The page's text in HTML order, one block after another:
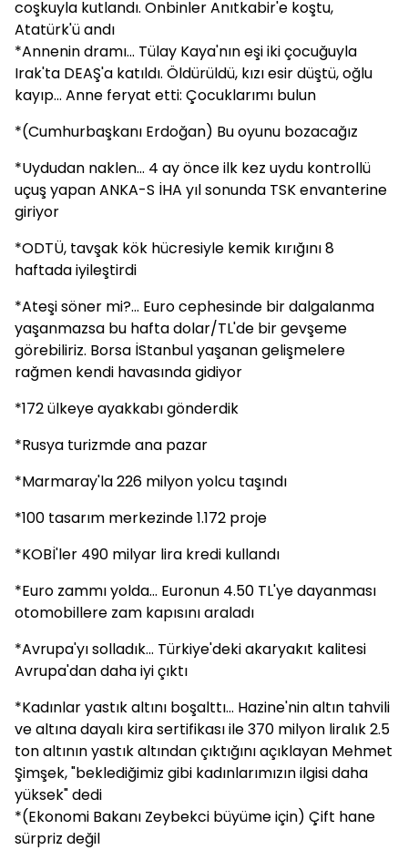
coşkuyla kutlandı. Onbinler Anıtkabir'e koştu,
Atatürk'ü andı
*Annenin dramı... Tülay Kaya'nın eşi iki çocuğuyla
Irak'ta DEAŞ'a katıldı. Öldürüldü, kızı esir düştü, oğlu
kayıp... Anne feryat etti: Çocuklarımı bulun
*(Cumhurbaşkanı Erdoğan) Bu oyunu bozacağız
*Uydudan naklen... 4 ay önce ilk kez uydu kontrollü
uçuş yapan ANKA-S İHA yıl sonunda TSK envanterine
giriyor
*ODTÜ, tavşak kök hücresiyle kemik kırığını 8
haftada iyileştirdi
*Ateşi söner mi?... Euro cephesinde bir dalgalanma
yaşanmazsa bu hafta dolar/TL'de bir gevşeme
görebiliriz. Borsa İStanbul yaşanan gelişmelere
rağmen kendi havasında gidiyor
*172 ülkeye ayakkabı gönderdik
*Rusya turizmde ana pazar
*Marmaray'la 226 milyon yolcu taşındı
*100 tasarım merkezinde 1.172 proje
*KOBİ'ler 490 milyar lira kredi kullandı
*Euro zammı yolda... Euronun 4.50 TL'ye dayanması
otomobillere zam kapısını araladı
*Avrupa'yı solladık... Türkiye'deki akaryakıt kalitesi
Avrupa'dan daha iyi çıktı
*Kadınlar yastık altını boşalttı... Hazine'nin altın tahvili
ve altına dayalı kira sertifikası ile 370 milyon liralık 2.5
ton altının yastık altından çıktığını açıklayan Mehmet
Şimşek, "beklediğimiz gibi kadınlarımızın ilgisi daha
yüksek" dedi
*(Ekonomi Bakanı Zeybekci büyüme için) Çift hane
sürpriz değil